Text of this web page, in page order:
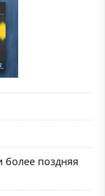
более поздняя